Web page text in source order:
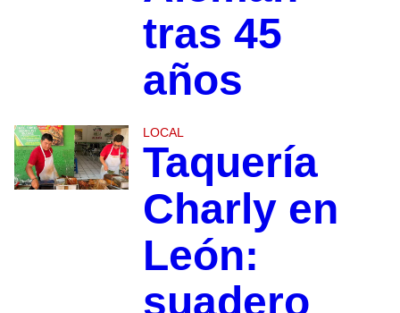
tras 45
años
LOCAL
Taquería
Charly en
León:
suadero